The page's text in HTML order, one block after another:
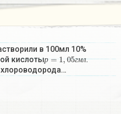
в 100мл 10%
кислоты р гмл
,05гм
.